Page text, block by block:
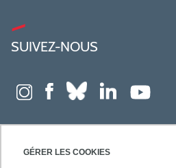
GÉRER LES COOKIES
SUIVEZ-NOUS